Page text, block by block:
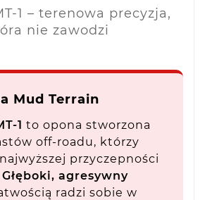
1 – terenowa precyzja,
nie zawodzi
Mud Terrain
1 to opona stworzona
off-roadu, którzy
przyczepności
Głęboki, agresywny
radzi sobie w